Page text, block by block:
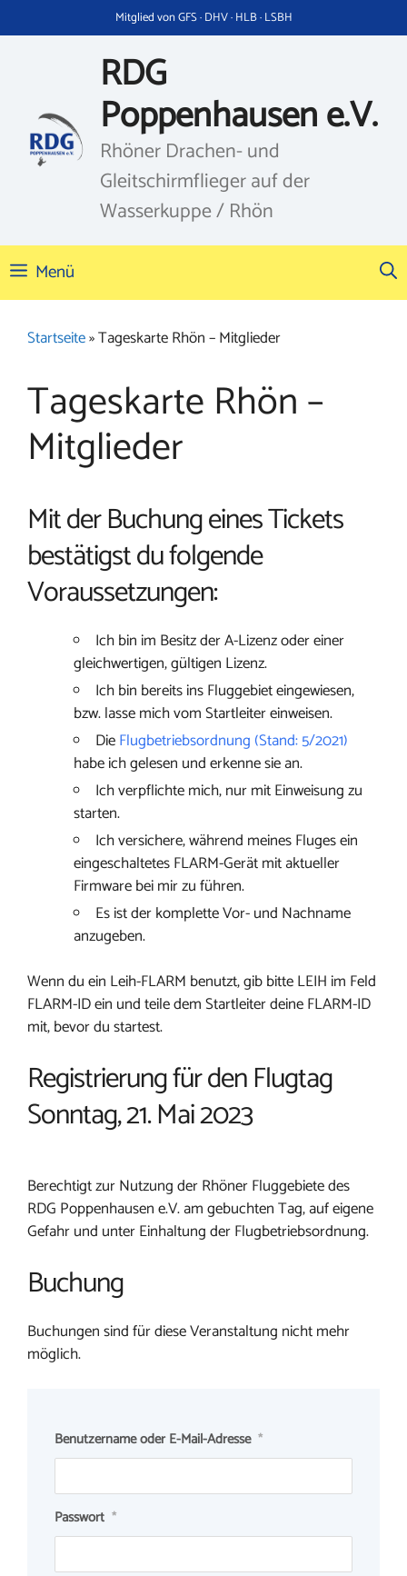
Inhalt
Mitglied von GFS · DHV · HLB · LSBH
RDG
Poppenhausen e.V.
Rhöner Drachen- und
Gleitschirmflieger auf der
Wasserkuppe / Rhön
Menü
Startseite»Tageskarte Rhön – Mitglieder
Tageskarte Rhön –
Mitglieder
Mit der Buchung eines Tickets
bestätigst du folgende
Voraussetzungen:
Ich bin im Besitz der A-Lizenz oder einer
gleichwertigen, gültigen Lizenz.
Ich bin bereits ins Fluggebiet eingewiesen,
bzw. lasse mich vom Startleiter einweisen.
DieFlugbetriebsordnung (Stand: 5/2021)
habe ich gelesen und erkenne sie an.
Ich verpflichte mich, nur mit Einweisung zu
starten.
Ich versichere, während meines Fluges ein
eingeschaltetes FLARM-Gerät mit aktueller
Firmware bei mir zu führen.
Es ist der komplette Vor- und Nachname
anzugeben.
Wenn du ein Leih-FLARM benutzt, gib bitte LEIH im Feld
FLARM-ID ein und teile dem Startleiter deine FLARM-ID
mit, bevor du startest.
Registrierung für den Flugtag
Sonntag, 21. Mai 2023
Berechtigt zur Nutzung der Rhöner Fluggebiete des
RDG Poppenhausen e.V. am gebuchten Tag, auf eigene
Gefahr und unter Einhaltung der Flugbetriebsordnung.
Buchung
Buchungen sind für diese Veranstaltung nicht mehr
möglich.
Benutzername oder E-Mail-Adresse *
Passwort *